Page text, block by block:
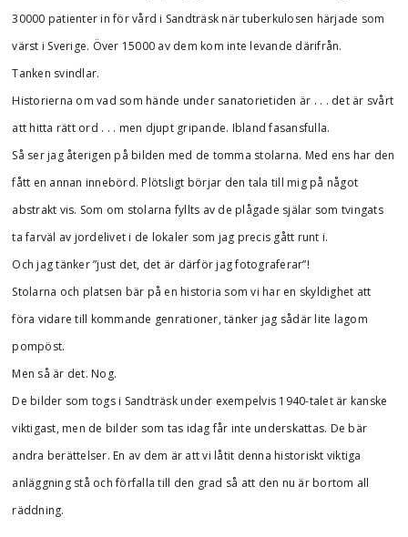
30000 patienter in för vård i Sandträsk när tuberkulosen härjade som
värst i Sverige. Över 15000 av dem kom inte levande därifrån.
Tanken svindlar.
Historierna om vad som hände under sanatorietiden är . . . det är svårt
att hitta rätt ord . . . men djupt gripande. Ibland fasansfulla.
Så ser jag återigen på bilden med de tomma stolarna. Med ens har den
fått en annan innebörd. Plötsligt börjar den tala till mig på något
abstrakt vis. Som om stolarna fyllts av de plågade själar som tvingats
ta farväl av jordelivet i de lokaler som jag precis gått runt i.
Och jag tänker ”just det, det är därför jag fotograferar”!
Stolarna och platsen bär på en historia som vi har en skyldighet att
föra vidare till kommande genrationer, tänker jag sådär lite lagom
pompöst.
Men så är det. Nog.
De bilder som togs i Sandträsk under exempelvis 1940-talet är kanske
viktigast, men de bilder som tas idag får inte underskattas. De bär
andra berättelser. En av dem är att vi låtit denna historiskt viktiga
anläggning stå och förfalla till den grad så att den nu är bortom all
räddning.